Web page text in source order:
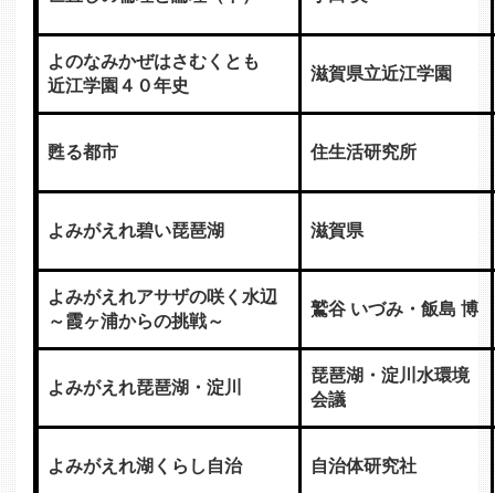
よのなみかぜはさむくとも
近江学園４０年史
滋賀県立近江学園
甦る都市 住生活研究所
よみがえれ碧い琵琶湖 滋賀県
よみがえれアサザの咲く水辺
～霞ヶ浦からの挑戦～
鷲谷 いづみ・飯島 博
よみがえれ琵琶湖・淀川
琵琶湖・淀川水環境
会議
よみがえれ湖くらし自治 自治体研究社